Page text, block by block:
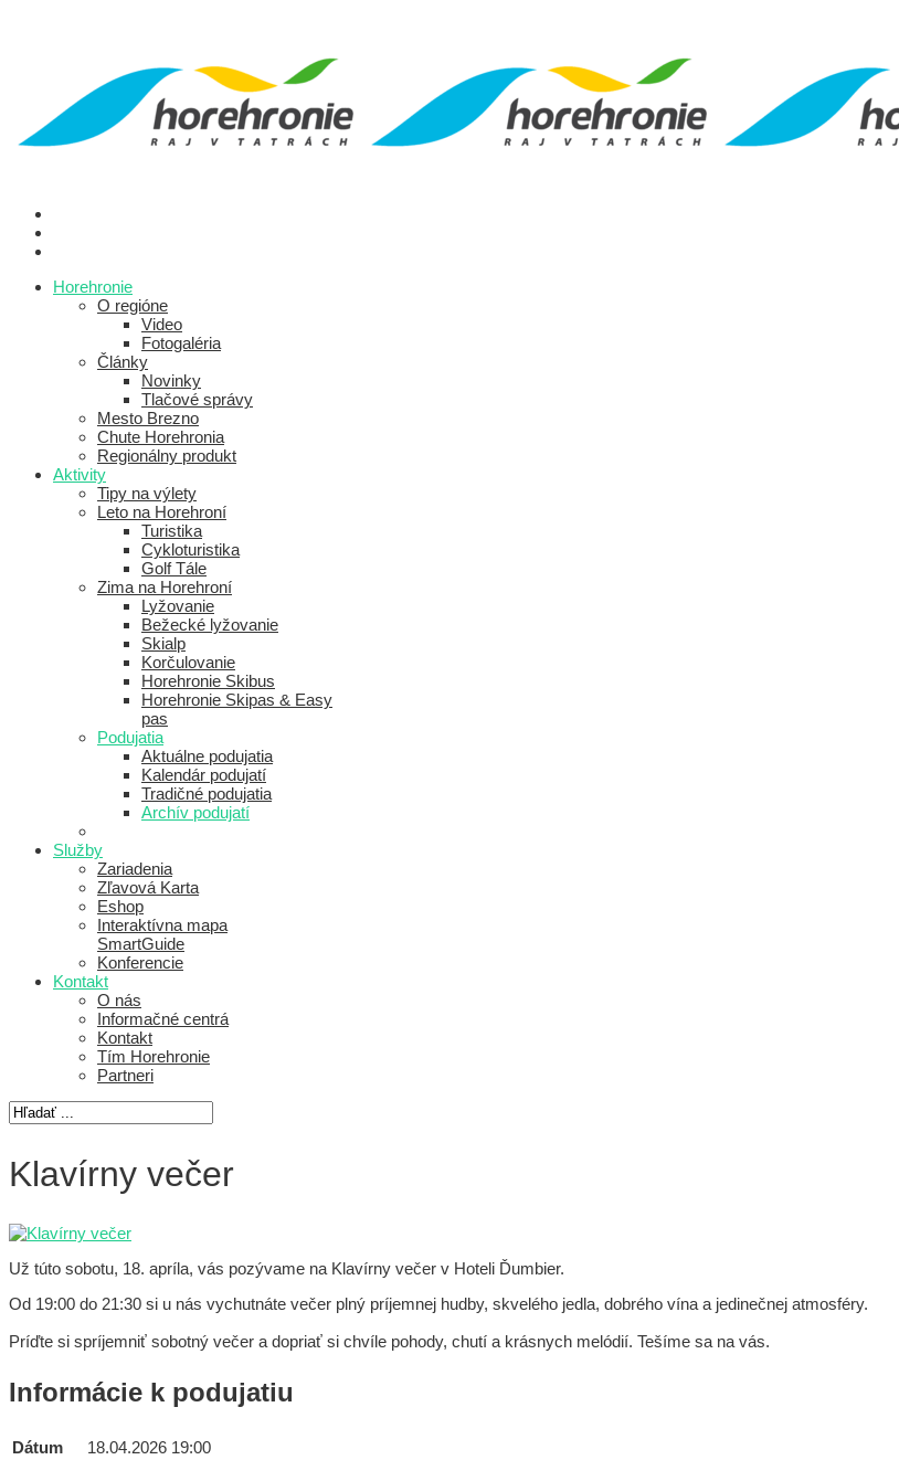
Horehronie
O regióne
Video
Fotogaléria
Články
Novinky
Tlačové správy
Mesto Brezno
Chute Horehronia
Regionálny produkt
Aktivity
Tipy na výlety
Leto na Horehroní
Turistika
Cykloturistika
Golf Tále
Zima na Horehroní
Lyžovanie
Bežecké lyžovanie
Skialp
Korčulovanie
Horehronie Skibus
Horehronie Skipas & Easy
pas
Podujatia
Aktuálne podujatia
Kalendár podujatí
Tradičné podujatia
Archív podujatí
Služby
Zariadenia
Zľavová Karta
Eshop
Interaktívna mapa
SmartGuide
Konferencie
Kontakt
O nás
Informačné centrá
Kontakt
Tím Horehronie
Partneri
Klavírny večer
Už túto sobotu, 18. apríla, vás pozývame na Klavírny večer v Hoteli Ďumbier.
Od 19:00 do 21:30 si u nás vychutnáte večer plný príjemnej hudby, skvelého jedla, dobrého vína a jedinečnej atmosféry.
Príďte si spríjemniť sobotný večer a dopriať si chvíle pohody, chutí a krásnych melódií. Tešíme sa na vás.
Informácie k podujatiu
Dátum
18.04.2026 19:00